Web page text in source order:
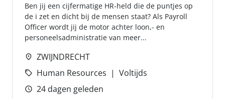
Ben jij een cijfermatige HR-held die de puntjes op
de i zet en dicht bij de mensen staat? Als Payroll
Officer wordt jij de motor achter loon,- en
personeelsadministratie van meer...
ZWIJNDRECHT
Human Resources
Voltijds
24 dagen geleden